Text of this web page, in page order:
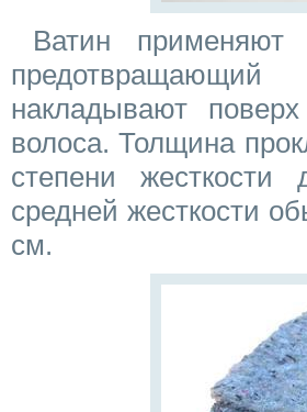
Ватин применяют
накладывают
волоса. Толщина
степени
средней жесткости
см.